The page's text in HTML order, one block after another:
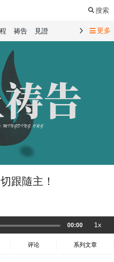
搜索
祷告
見證
課程精選
馬太福音
記
02 出埃及記
記
06 約書亞記
耳記上
12 列王紀下
17 以斯帖記
23 以賽亞書
28 何西阿書
谷書
更多
跟隨主！
00:00 1x
评论 系列文章